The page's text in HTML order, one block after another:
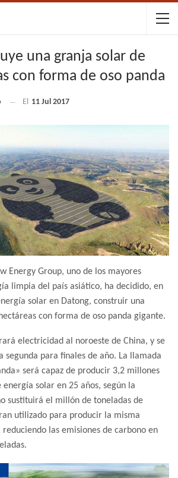
una granja solar de
con forma de oso panda
El 11 Jul 2017
Energy Group, uno de los mayores
limpia del país asiático, ha decidido, en
solar en Datong, construir una
con forma de oso panda gigante.
electricidad al noroeste de China, y se
segunda para finales de año. La llamada
será capaz de producir 3,2 millones
solar en 25 años, según la
sustituirá el millón de toneladas de
utilizado para producir la misma
las emisiones de carbono en